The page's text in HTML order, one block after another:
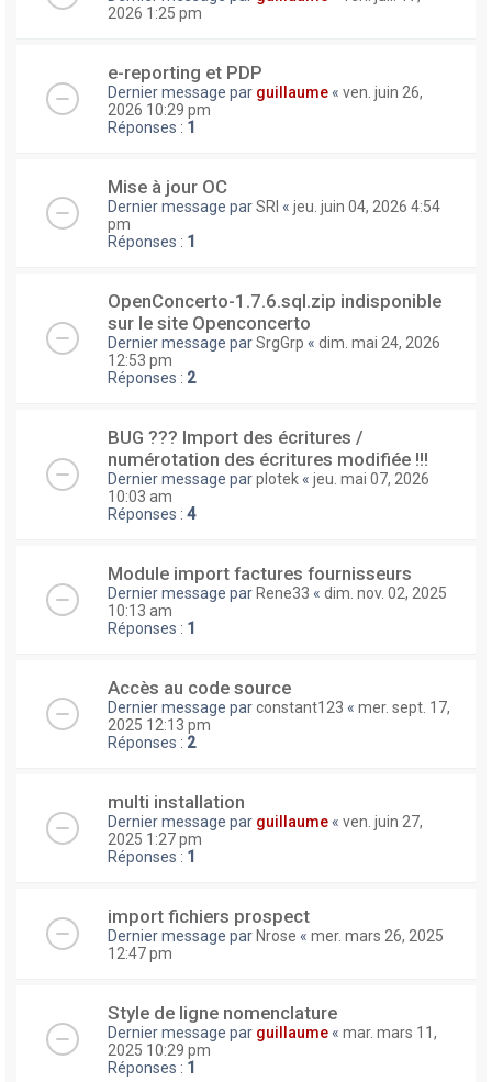
2026 1:25 pm
e-reporting et PDP
Dernier message par guillaume « ven. juin 26,
2026 10:29 pm
Réponses : 1
Mise à jour OC
Dernier message parSRI « jeu. juin 04, 2026 4:54
pm
Réponses : 1
OpenConcerto-1.7.6.sql.zip indisponible
sur le site Openconcerto
Dernier message parSrgGrp « dim. mai 24, 2026
12:53 pm
Réponses : 2
BUG ??? Import des écritures /
numérotation des écritures modifiée !!!
Dernier message parplotek « jeu. mai 07, 2026
10:03 am
Réponses : 4
Module import factures fournisseurs
Dernier message par Rene33 « dim. nov. 02, 2025
10:13 am
Réponses : 1
Accès au code source
Dernier message parconstant123 « mer. sept. 17,
2025 12:13 pm
Réponses : 2
multi installation
Dernier message par guillaume « ven. juin 27,
2025 1:27 pm
Réponses : 1
import fichiers prospect
Dernier message par Nrose « mer. mars 26, 2025
12:47 pm
Style de ligne nomenclature
Dernier message par guillaume « mar. mars 11,
2025 10:29 pm
Réponses : 1